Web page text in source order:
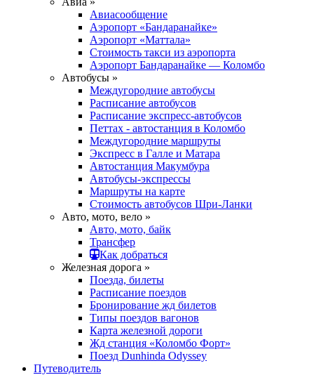
Авиасообщение
Аэропорт «Бандаранайке»
Аэропорт «Маттала»
Стоимость такси из аэропорта
Аэропорт Бандаранайке — Коломбо
Автобусы »
Междугородние автобусы
Расписание автобусов
Расписание экспресс-автобусов
Петтах - автостанция в Коломбо
Междугородние маршруты
Экспресс в Галле и Матара
Автостанция Макумбура
Автобусы-экспрессы
Маршруты на карте
Стоимость автобусов Шри-Ланки
Авто, мото, вело »
Авто, мото, байк
Трансфер
Как добраться
Железная дорога »
Поезда, билеты
Расписание поездов
Бронирование жд билетов
Типы поездов вагонов
Карта железной дороги
Жд станция «Коломбо Форт»
Поезд Dunhinda Odyssey
Путеводитель